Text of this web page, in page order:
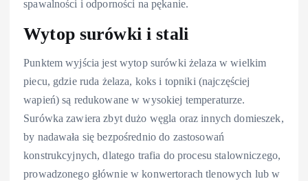
spawalności i odporności na pękanie.
Wytop surówki i stali
Punktem wyjścia jest wytop surówki żelaza w wielkim
piecu, gdzie ruda żelaza, koks i topniki (najczęściej
wapień) są redukowane w wysokiej temperaturze.
Surówka zawiera zbyt dużo węgla oraz innych domieszek,
by nadawała się bezpośrednio do zastosowań
konstrukcyjnych, dlatego trafia do procesu stalowniczego,
prowadzonego głównie w konwertorach tlenowych lub w